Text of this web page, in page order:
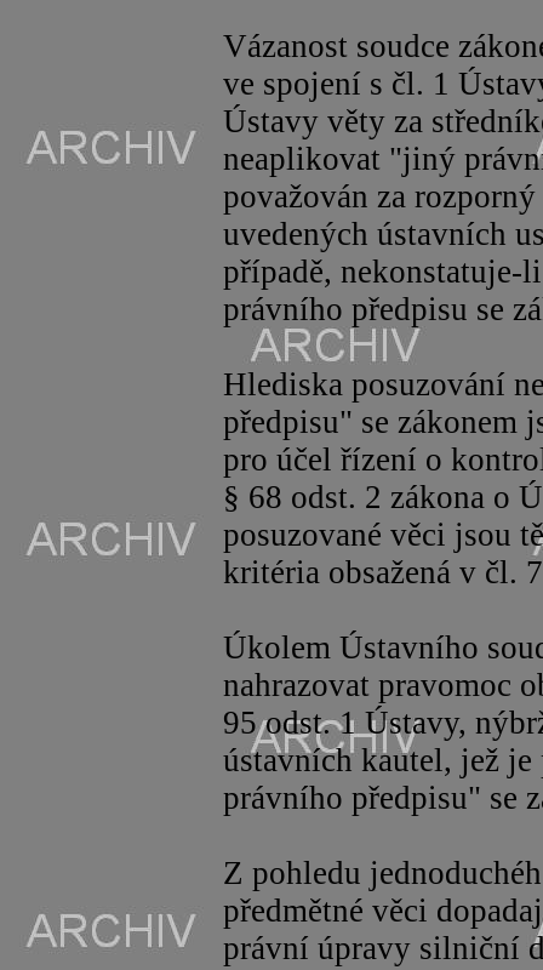
Vázanost soudce
ve spojení s čl. 1
Ústavy věty za
neaplikovat "jiný
považován za
uvedených ústavních
případě, nekonstatuje-
právního předpisu se
Hlediska posuzování
předpisu" se zákonem
pro účel řízení o
§ 68 odst. 2 zákona o
posuzované věci jsou
kritéria obsažená v čl.
Úkolem Ústavního
nahrazovat pravomoc
95 odst. 1 Ústavy,
ústavních kautel, jež
právního předpisu" se
Z pohledu
předmětné věci
právní úpravy silniční